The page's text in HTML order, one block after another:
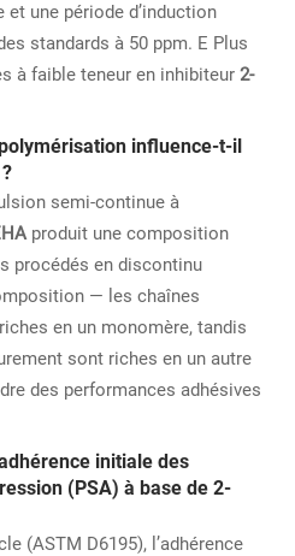
une période d’induction
standards à 50 ppm. E Plus
à faible teneur en inhibiteur 2-
influence-t-il
semi-continue à
produit une composition
procédés en discontinu
— les chaînes
en un monomère, tandis
sont riches en un autre
des performances adhésives
initiale des
(PSA) à base de 2-
(ASTM D6195), l’adhérence